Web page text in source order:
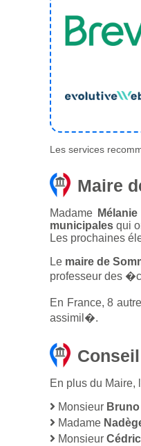
Les services
Maire
Madame
municipales qui
Les prochaines
Le maire de
professeur des
En France, 8
assimil�.
En plus du Maire,
Monsieur
Madame
Monsieur